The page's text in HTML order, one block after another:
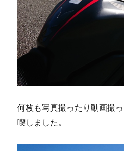
何枚も写真撮ったり動画撮
喫しました。